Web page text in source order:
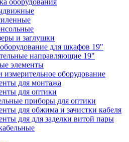
оборудования
и заглушки
для шкафов 19"
направляющие 19"
элементы
оборудование
для монтажа
для оптики
приборы для оптики
для обжима и зачистки кабеля
для для заделки витой пары